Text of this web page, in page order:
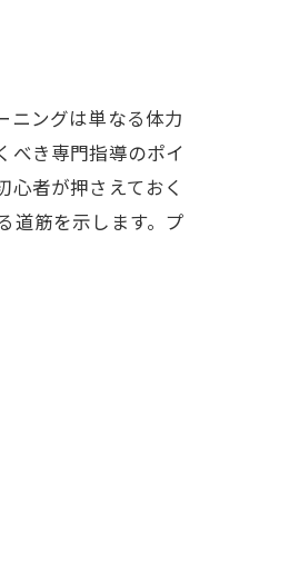
ニングは単なる体力
べき専門指導のポイ
者が押さえておく
道筋を示します。プ